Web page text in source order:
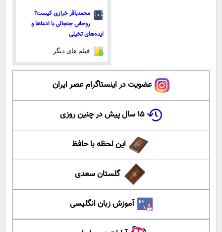
محمدباقر خرازی کیست؟
روحانی جنجالی با ادعاها و
ایده‌های تخیلی
فیلم های دیگر
عضویت در اینستاگرام عصر ایران
۱۵ سال پیش در چنین روزی
این لحظه با حافظ
گلستان سعدی
آموزش زبان انگلیسی